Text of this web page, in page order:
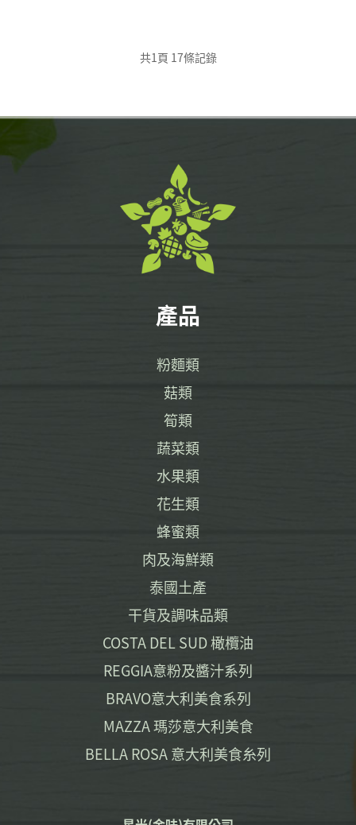
共1頁 17條記錄
產品
粉麵類
菇類
筍類
蔬菜類
水果類
花生類
蜂蜜類
肉及海鮮類
泰國土產
干貨及調味品類
COSTA DEL SUD 橄欖油
REGGIA意粉及醬汁系列
BRAVO意大利美食系列
MAZZA 瑪莎意大利美食
BELLA ROSA 意大利美食糸列